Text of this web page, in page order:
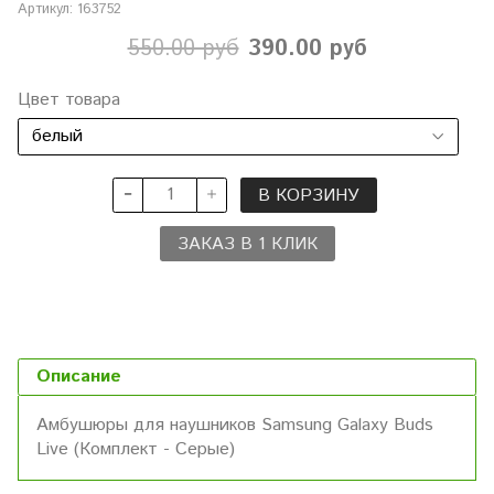
Артикул: 163752
550.00 руб 390.00 руб
Цвет товара
В КОРЗИНУ
ЗАКАЗ В 1 КЛИК
Описание
Амбушюры для наушников Samsung Galaxy Buds
Live (Комплект - Серые)